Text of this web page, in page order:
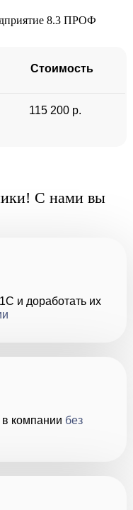
8.3 ПРОФ
Стоимость
115 200 р.
С нами вы
и доработать их
в компании без